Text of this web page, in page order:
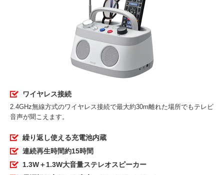
ワイヤレス接続
2.4GHz無線方式のワイヤレス接続で最大約30m離れた場所でもテレビ
音声が聞こえます。
繰り返し使える充電池内蔵
連続再生時間約15時間
1.3W＋1.3W大音量ステレオスピーカー